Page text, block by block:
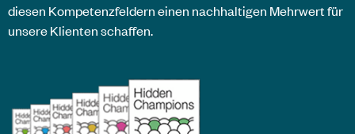
diesen Kompetenzfeldern einen nachhaltigen Mehrwert für
unsere Klienten schaffen.